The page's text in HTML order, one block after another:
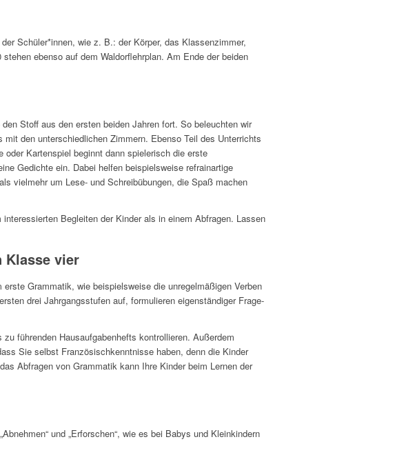
Schüler*innen, wie z. B.: der Körper, das Klassenzimmer,
ebenso auf dem Waldorflehrplan. Am Ende der beiden
Stoff aus den ersten beiden Jahren fort. So beleuchten wir
den unterschiedlichen Zimmern. Ebenso Teil des Unterrichts
Kartenspiel beginnt dann spielerisch die erste
Gedichte ein. Dabei helfen beispielsweise refrainartige
vielmehr um Lese- und Schreibübungen, die Spaß machen
Begleiten der Kinder als in einem Abfragen. Lassen
Klasse vier
Grammatik, wie beispielsweise die unregelmäßigen Verben
drei Jahrgangsstufen auf, formulieren eigenständiger Frage-
führenden Hausaufgabenhefts kontrollieren. Außerdem
Sie selbst Französischkenntnisse haben, denn die Kinder
Abfragen von Grammatik kann Ihre Kinder beim Lernen der
und „Erforschen“, wie es bei Babys und Kleinkindern